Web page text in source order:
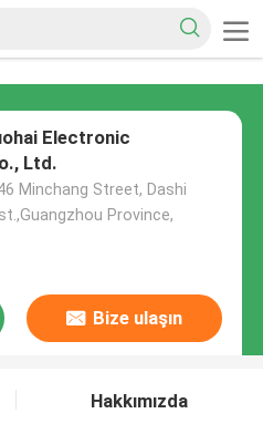
Electronic
Ltd.
Minchang Street, Dashi
Province,
Bize ulaşın
Hakkımızda